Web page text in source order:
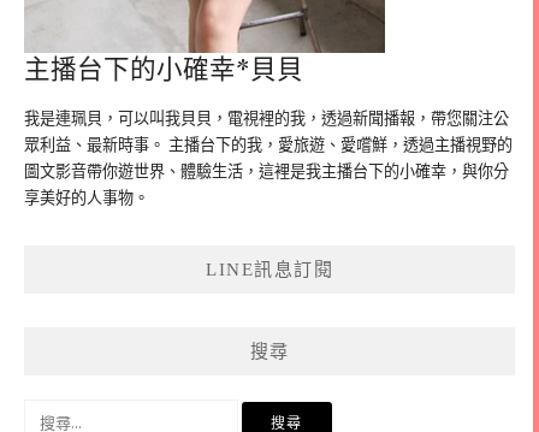
主播台下的小確幸*貝貝
我是連珮貝，可以叫我貝貝，電視裡的我，透過新聞播報，帶您關注公
眾利益、最新時事。 主播台下的我，愛旅遊、愛嚐鮮，透過主播視野的
圖文影音帶你遊世界、體驗生活，這裡是我主播台下的小確幸，與你分
享美好的人事物。
LINE訊息訂閱
搜尋